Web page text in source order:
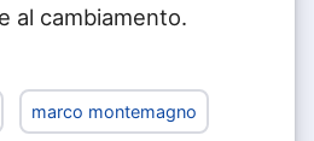
al cambiamento.
marco montemagno